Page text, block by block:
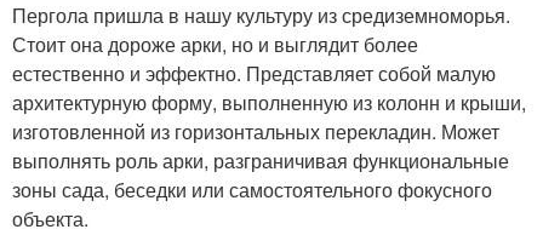
Пергола пришла в нашу культуру из средиземноморья.
Стоит она дороже арки, но и выглядит более
естественно и эффектно. Представляет собой малую
архитектурную форму, выполненную из колонн и крыши,
изготовленной из горизонтальных перекладин. Может
выполнять роль арки, разграничивая функциональные
зоны сада, беседки или самостоятельного фокусного
объекта.